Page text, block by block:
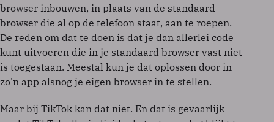
browser inbouwen, in plaats van de standaard
browser die al op de telefoon staat, aan te roepen.
De reden om dat te doen is dat je dan allerlei code
kunt uitvoeren die in je standaard browser vast niet
is toegestaan. Meestal kun je dat oplossen door in
zo'n app alsnog je eigen browser in te stellen.
Maar bij TikTok kan dat niet. En dat is gevaarlijk